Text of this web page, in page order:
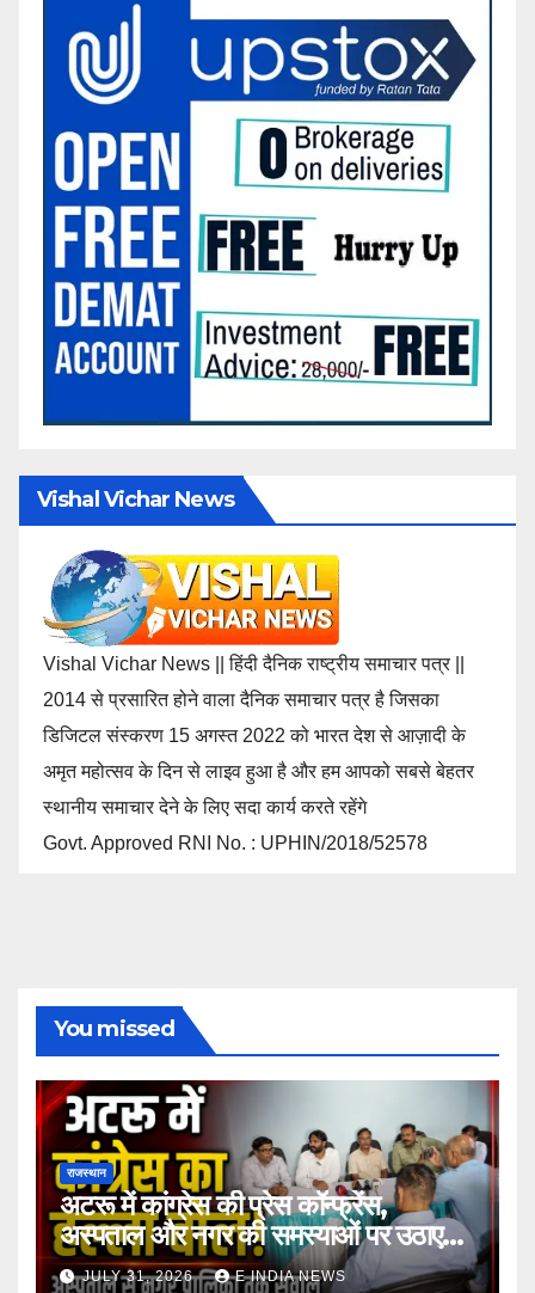
Vishal Vichar News
Vishal Vichar News || हिंदी दैनिक राष्ट्रीय समाचार पत्र ||
2014 से प्रसारित होने वाला दैनिक समाचार पत्र है जिसका
डिजिटल संस्करण 15 अगस्त 2022 को भारत देश से आज़ादी के
अमृत महोत्सव के दिन से लाइव हुआ है और हम आपको सबसे बेहतर
स्थानीय समाचार देने के लिए सदा कार्य करते रहेंगे
Govt. Approved RNI No. : UPHIN/2018/52578
You missed
राजस्थान
अटरू में कांग्रेस की प्रेस कॉन्फ्रेंस,
अस्पताल और नगर की समस्याओं पर उठाए
सवाल
JULY 31, 2026 E INDIA NEWS